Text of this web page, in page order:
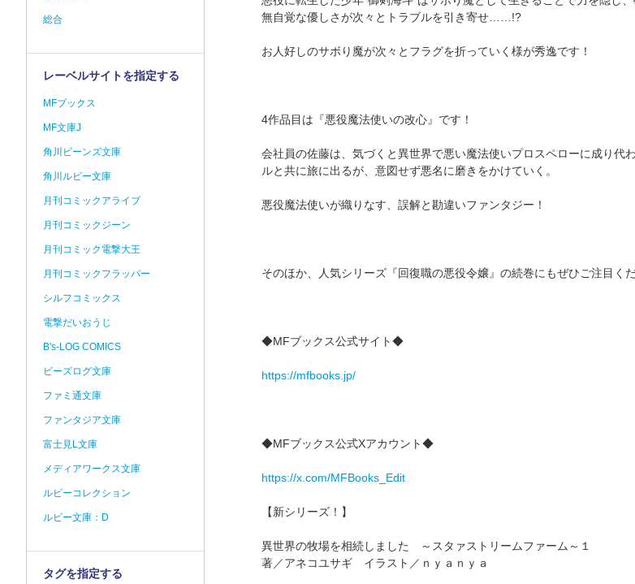
無自覚な優しさが次々とトラブルを引き寄せ……!?
お人好しのサボり魔が次々とフラグを折っていく様が秀逸です！
4作品目は『悪役魔法使いの改心』です！
会社員の佐藤は、気づくと異世界で悪い魔法使いプロスペローに成り
ルと共に旅に出るが、意図せず悪名に磨きをかけていく。
悪役魔法使いが織りなす、誤解と勘違いファンタジー！
そのほか、人気シリーズ『回復職の悪役令嬢』の続巻にもぜひご注目くだ
◆MFブックス公式サイト◆
https://mfbooks.jp/
◆MFブックス公式Xアカウント◆
https://x.com/MFBooks_Edit
【新シリーズ！】
異世界の牧場を相続しました ～スタァストリームファーム～１
著／アネコユサギ イラスト／ｎｙａｎｙａ
総合
レーベルサイトを指定する
MFブックス
MF文庫J
角川ビーンズ文庫
角川ルビー文庫
月刊コミックアライブ
月刊コミックジーン
月刊コミック電撃大王
月刊コミックフラッパー
シルフコミックス
電撃だいおうじ
B's-LOG COMICS
ビーズログ文庫
ファミ通文庫
ファンタジア文庫
富士見L文庫
メディアワークス文庫
ルビーコレクション
ルビー文庫：D
タグを指定する